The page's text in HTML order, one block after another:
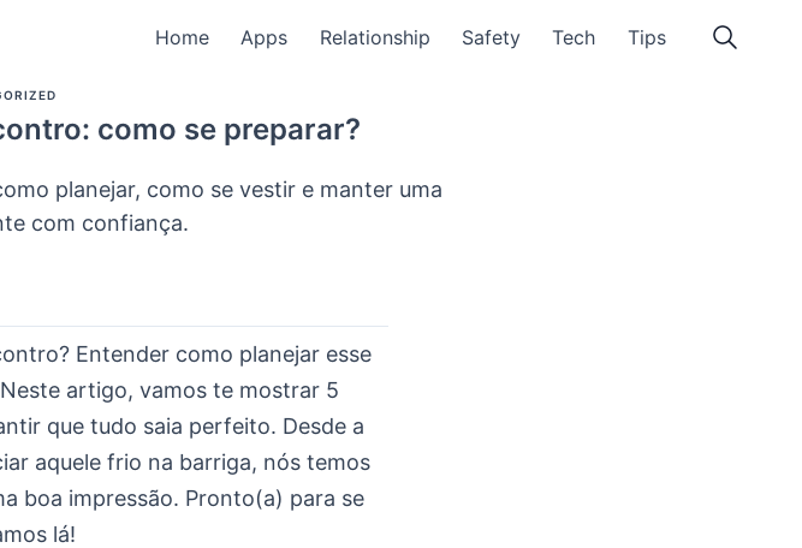
Home Apps Relationship Safety Tech Tips
como se preparar?
planejar, como se vestir e manter uma
com confiança.
Entender como planejar esse
artigo, vamos te mostrar 5
que tudo saia perfeito. Desde a
aquele frio na barriga, nós temos
boa impressão. Pronto(a) para se
lá!